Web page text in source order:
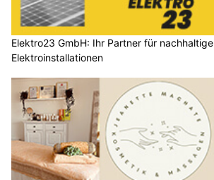
Elektro23 GmbH: Ihr Partner für nachhaltige
Elektroinstallationen